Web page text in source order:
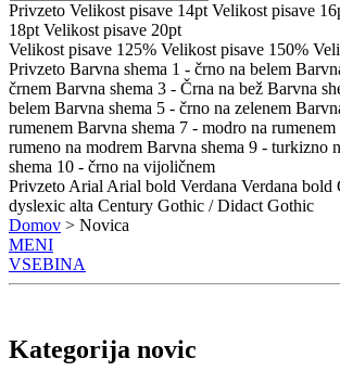
Privzeto Velikost pisave 14pt Velikost pisave
18pt Velikost pisave 20pt
Velikost pisave 125% Velikost pisave 150%
Privzeto Barvna shema 1 - črno na belem
črnem Barvna shema 3 - Črna na bež Barvna
belem Barvna shema 5 - črno na zelenem
rumenem Barvna shema 7 - modro na rumenem
rumeno na modrem Barvna shema 9 - turkizno
shema 10 - črno na vijoličnem
Privzeto Arial Arial bold Verdana Verdana bold
dyslexic alta Century Gothic / Didact Gothic
Domov > Novica
MENI
VSEBINA
Kategorija novic